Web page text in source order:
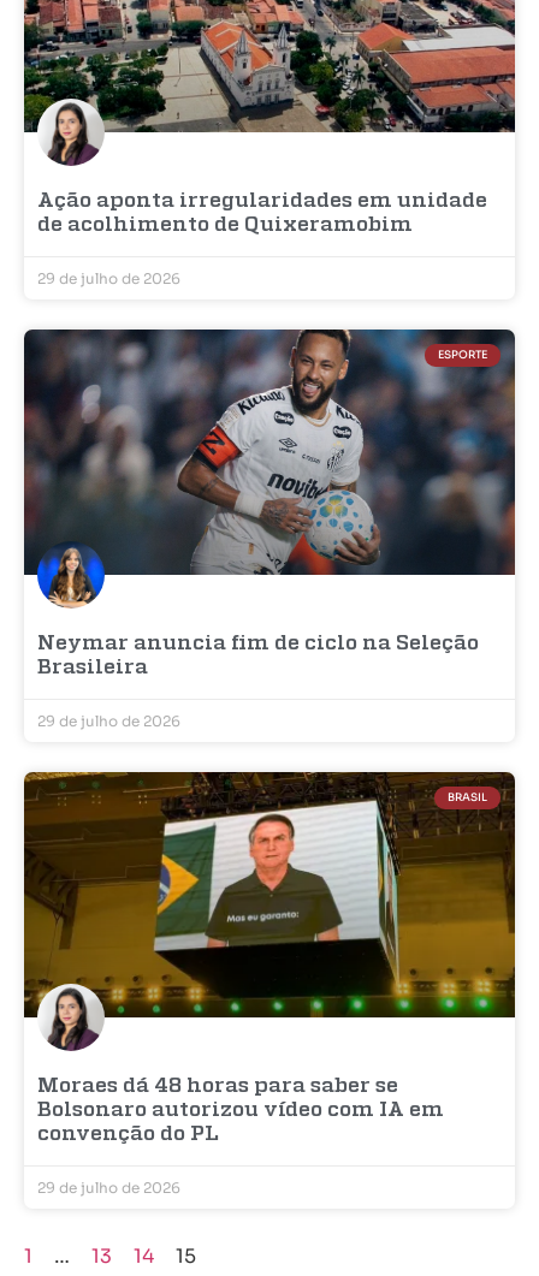
Ação aponta irregularidades em unidade
de acolhimento de Quixeramobim
29 de julho de 2026
ESPORTE
Neymar anuncia fim de ciclo na Seleção
Brasileira
29 de julho de 2026
BRASIL
Moraes dá 48 horas para saber se
Bolsonaro autorizou vídeo com IA em
convenção do PL
29 de julho de 2026
1 … 13 14 15